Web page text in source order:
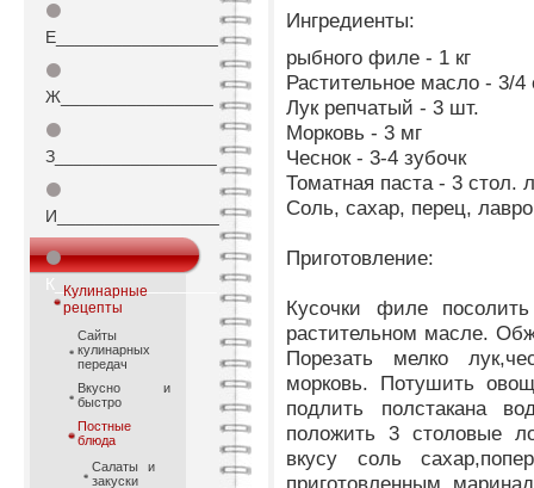
⚫
Е_________________
⚫
Ж________________
⚫
З_________________
⚫
И_________________
⚫
К_________________
Кулинарные
рецепты
Сайты
кулинарных
передач
Вкусно и
быстро
Постные
блюда
Салаты и
закуски
Ингредиенты:
рыбного филе - 1 кг
Растительное масло - 3/4
Лук репчатый - 3 шт.
Морковь - 3 мг
Чеснок - 3-4 зубочк
Томатная паста - 3 стол.
Соль, сахар, перец,
Приготовление:
Кусочки филе
растительном масле.
Порезать мелко
морковь. Потушить
подлить полстакана
положить 3 столовые
вкусу соль
приготовленным